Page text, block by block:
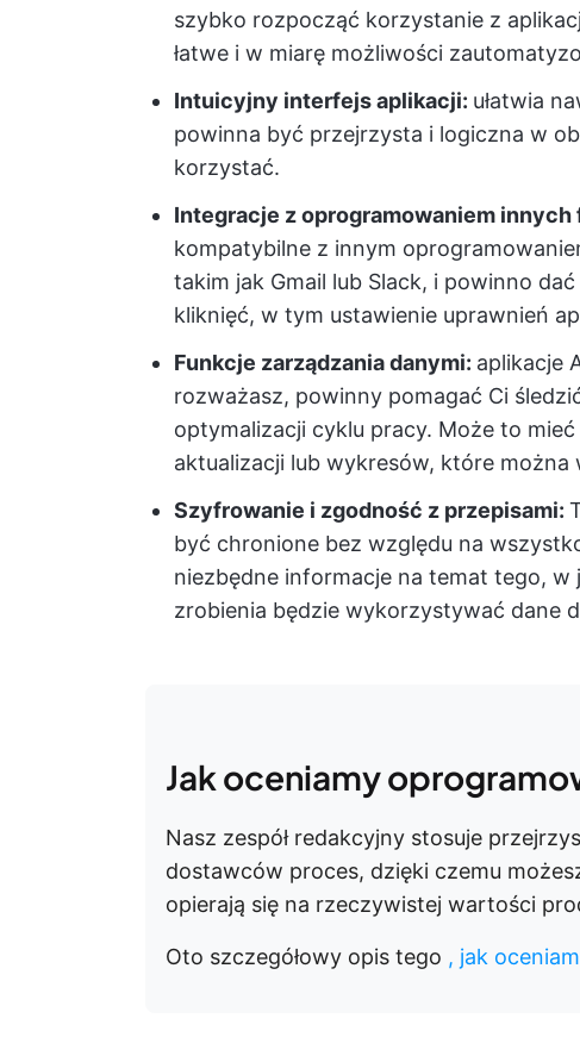
szybko rozpocząć korzystanie z
łatwe i w miarę możliwości
Intuicyjny interfejs aplikacji: ułatwia
powinna być przejrzysta i logiczna w
korzystać.
Integracje z oprogramowaniem innych
kompatybilne z innym
takim jak Gmail lub Slack, i powinno
kliknięć, w tym ustawienie uprawnień
Funkcje zarządzania danymi: aplikacje
rozważasz, powinny pomagać Ci
optymalizacji cyklu pracy. Może to
aktualizacji lub wykresów, które można
Szyfrowanie i zgodność z przepisami:
być chronione bez względu na
niezbędne informacje na temat tego,
zrobienia będzie wykorzystywać dane
Jak oceniamy
Nasz zespół redakcyjny stosuje
dostawców proces, dzięki czemu
opierają się na rzeczywistej wartości
Oto szczegółowy opis tego , jak